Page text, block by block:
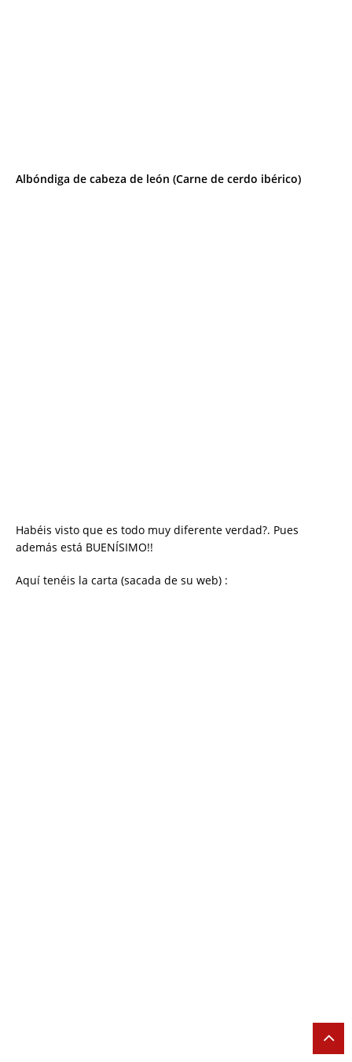
Albóndiga de cabeza de león (Carne de cerdo ibérico)
Habéis visto que es todo muy diferente verdad?. Pues
además está BUENÍSIMO!!
Aquí tenéis la carta (sacada de su web) :